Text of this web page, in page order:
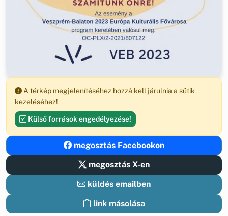
A térkép megjelenítéséhez hozzá kell járulnia a sütik
kezeléséhez!
Külső források engedélyezése!
megosztás Facebookon
megosztás X-en
küldés emailben
link másolása